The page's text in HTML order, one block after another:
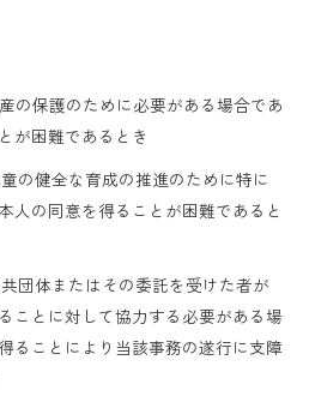
の保護のために必要がある場合であ
が困難であるとき
の健全な育成の推進のために特に
人の同意を得ることが困難であると
団体またはその委託を受けた者が
ことに対して協力する必要がある場
ることにより当該事務の遂行に支障